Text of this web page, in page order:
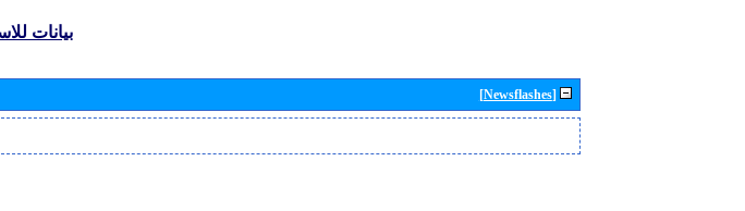
بيانات
[Newsflashes]